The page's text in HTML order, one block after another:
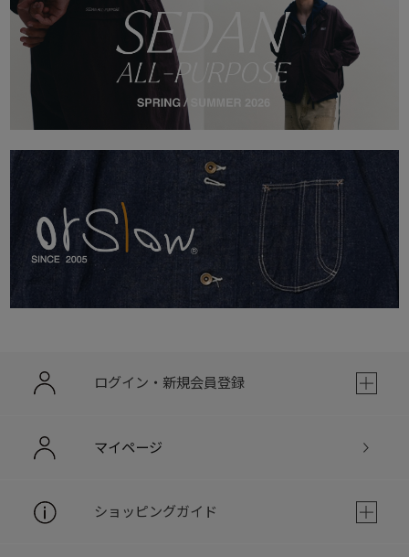
ログイン・新規会員登録
マイページ
ショッピングガイド